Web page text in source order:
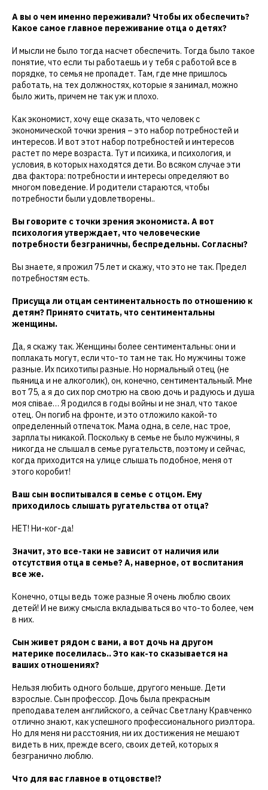
А вы о чем именно переживали? Чтобы их обеспечить?
Какое самое главное переживание отца о детях?
И мысли не было тогда насчет обеспечить. Тогда было такое
понятие, что если ты работаешь и у тебя с работой все в
порядке, то семья не пропадет. Там, где мне пришлось
работать, на тех должностях, которые я занимал, можно
было жить, причем не так уж и плохо.
Как экономист, хочу еще сказать, что человек с
экономической точки зрения – это набор потребностей и
интересов. И вот этот набор потребностей и интересов
растет по мере возраста. Тут и психика, и психология, и
условия, в которых находятся дети. Во всяком случае эти
два фактора: потребности и интересы определяют во
многом поведение. И родители стараются, чтобы
потребности были удовлетворены..
Вы говорите с точки зрения экономиста. А вот
психология утверждает, что человеческие
потребности безграничны, беспредельны. Согласны?
Вы знаете, я прожил 75 лет и скажу, что это не так. Предел
потребностям есть.
Присуща ли отцам сентиментальность по отношению к
детям? Принято считать, что сентиментальны
женщины.
Да, я скажу так. Женщины более сентиментальны: они и
поплакать могут, если что-то там не так. Но мужчины тоже
разные. Их психотипы разные. Но нормальный отец (не
пьяница и не алкоголик), он, конечно, сентиментальный. Мне
вот 75, а я до сих пор смотрю на свою дочь и радуюсь и душа
моя спiвае… Я родился в годы войны и не знал, что такое
отец. Он погиб на фронте, и это отложило какой-то
определенный отпечаток. Мама одна, в селе, нас трое,
зарплаты никакой. Поскольку в семье не было мужчины, я
никогда не слышал в семье ругательств, поэтому и сейчас,
когда приходится на улице слышать подобное, меня от
этого коробит!
Ваш сын воспитывался в семье с отцом. Ему
приходилось слышать ругательства от отца?
НЕТ! Ни-ког-да!
Значит, это все-таки не зависит от наличия или
отсутствия отца в семье? А, наверное, от воспитания
все же.
Конечно, отцы ведь тоже разные Я очень люблю своих
детей! И не вижу смысла вкладываться во что-то более, чем
в них.
Сын живет рядом с вами, а вот дочь на другом
материке поселилась.. Это как-то сказывается на
ваших отношениях?
Нельзя любить одного больше, другого меньше. Дети
взрослые. Сын профессор. Дочь была прекрасным
преподавателем английского, а сейчас Светлану Кравченко
отлично знают, как успешного профессионального риэлтора.
Но для меня ни расстояния, ни их достижения не мешают
видеть в них, прежде всего, своих детей, которых я
безгранично люблю.
Что для вас главное в отцовстве!?